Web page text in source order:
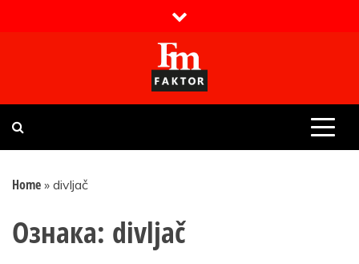
Faktor magazin
Uvijek presudan
Home » divljač
Ознака: divljač